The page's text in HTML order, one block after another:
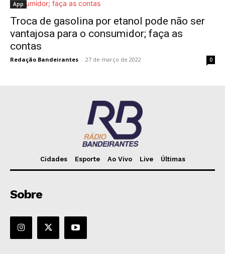
App
Troca de gasolina por etanol pode não ser
vantajosa para o consumidor; faça as
contas
Redação Bandeirantes - 27 de março de 2022 0
Cidades Esporte Ao Vivo Live Últimas
Sobre